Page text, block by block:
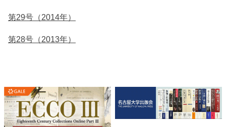
第29号（2014年）
第28号（2013年）